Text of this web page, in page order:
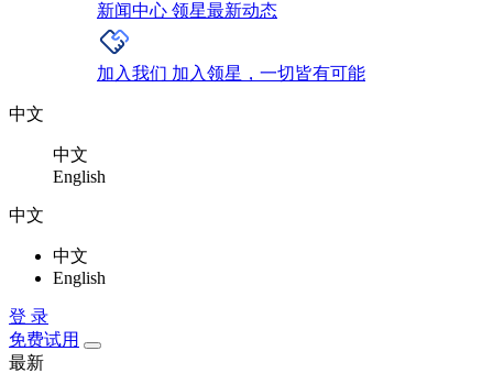
新闻中心 领星最新动态
加入我们 加入领星，一切皆有可能
中文
中文
English
中文
中文
English
登 录
免费试用
最新